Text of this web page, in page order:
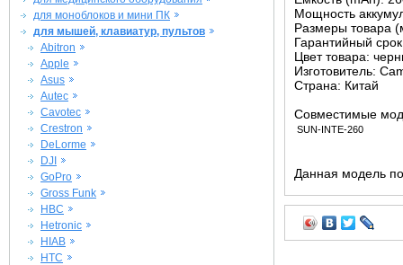
для моноблоков и мини ПК
для мышей, клавиатур, пультов
Abitron
Apple
Asus
Autec
Cavotec
Crestron
DeLorme
DJI
GoPro
Gross Funk
HBC
Hetronic
HIAB
HTC
Мощность
Размеры товара
Гарантийный
Цвет товара:
Изготовитель:
Страна: Китай
Совместимые
SUN-INTE-260
Данная модель